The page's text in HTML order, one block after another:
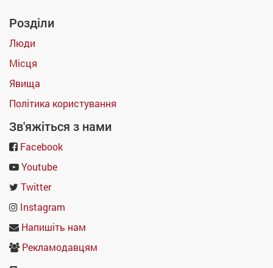
Розділи
Люди
Місця
Явища
Політика користування
Зв'яжіться з нами
Facebook
Youtube
Twitter
Instagram
Напишіть нам
Рекламодавцям